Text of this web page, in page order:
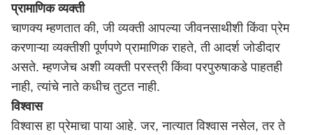
प्रामाणिक व्यक्ती
चाणक्य म्हणतात की, जी व्यक्ती आपल्या जीवनसाथीशी किंवा प्रेम
करणाऱ्या व्यक्तीशी पूर्णपणे प्रामाणिक राहते, ती आदर्श जोडीदार
असते. म्हणजेच अशी व्यक्ती परस्त्री किंवा परपुरुषाकडे पाहतही
नाही, त्यांचे नाते कधीच तुटत नाही.
विश्वास
विश्वास हा प्रेमाचा पाया आहे. जर, नात्यात विश्वास नसेल, तर ते